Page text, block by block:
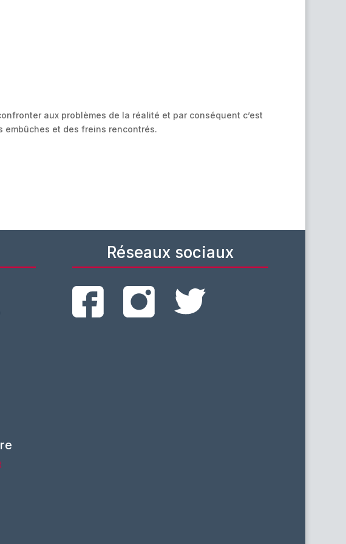
aux problèmes de la réalité et par conséquent c’est
embûches et des freins rencontrés.
Réseaux sociaux